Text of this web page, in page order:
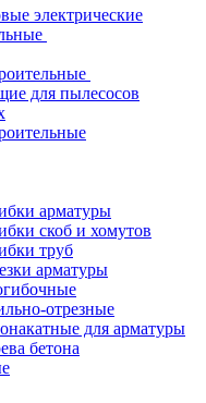
электрические
для пылесосов
арматуры
скоб и хомутов
труб
арматуры
отрезные
для арматуры
бетона